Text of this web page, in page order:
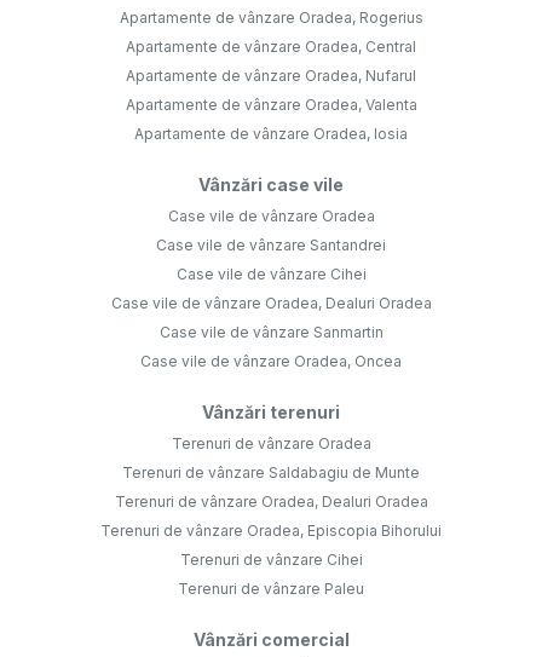
Apartamente de vânzare Oradea, Rogerius
Apartamente de vânzare Oradea, Central
Apartamente de vânzare Oradea, Nufarul
Apartamente de vânzare Oradea, Valenta
Apartamente de vânzare Oradea, Iosia
Vânzări case vile
Case vile de vânzare Oradea
Case vile de vânzare Santandrei
Case vile de vânzare Cihei
Case vile de vânzare Oradea, Dealuri Oradea
Case vile de vânzare Sanmartin
Case vile de vânzare Oradea, Oncea
Vânzări terenuri
Terenuri de vânzare Oradea
Terenuri de vânzare Saldabagiu de Munte
Terenuri de vânzare Oradea, Dealuri Oradea
Terenuri de vânzare Oradea, Episcopia Bihorului
Terenuri de vânzare Cihei
Terenuri de vânzare Paleu
Vânzări comercial